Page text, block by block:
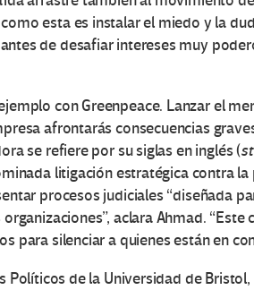
esta es instalar el miedo y la
de desafiar intereses muy
con Greenpeace. Lanzar el
afrontarás consecuencias
se refiere por su siglas en inglés (
litigación estratégica contra
procesos judiciales “diseñada
aclara Ahmad. “Este
para silenciar a quienes están en
Políticos de la Universidad de Bristol,